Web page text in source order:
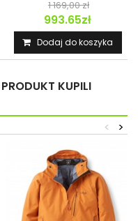
1 169,00 zł
993.65zł
Dodaj do koszyka
KUPILI
>
<